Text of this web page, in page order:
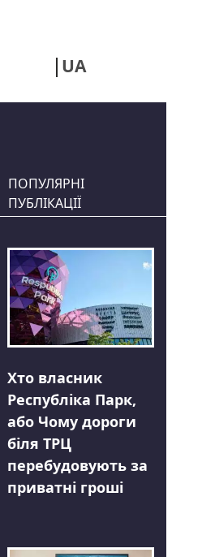
UA
ПОПУЛЯРНІ
ПУБЛІКАЦІЇ
Хто власник
Республіка Парк,
або Чому дороги
біля ТРЦ
перебудовують за
приватні гроші